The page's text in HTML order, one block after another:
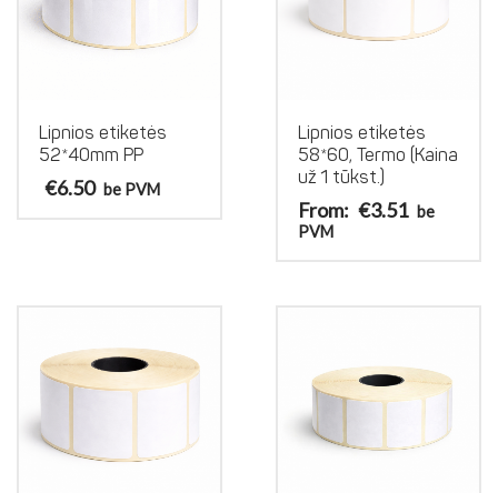
Lipnios etiketės
52*40mm PP
€6.50 be PVM
Lipnios etiketės
58*60, Termo (Kaina
už 1 tūkst.)
From: €3.51 be
PVM
variants.
options